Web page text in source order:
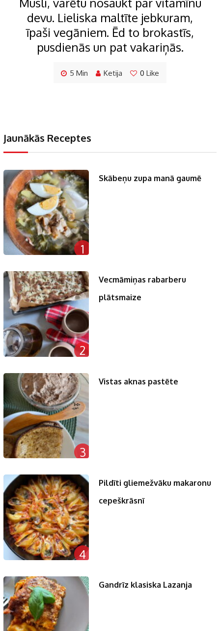
devu. Lieliska maltīte jebkuram,
īpaši vegāniem. Ēd to brokastīs,
pusdienās un pat vakariņās.
5 Min Ketija 0 Like
Jaunākās Receptes
1
Skābeņu zupa manā gaumē
2
Vecmāmiņas rabarberu
plātsmaize
3
Vistas aknas pastēte
4
Pildīti gliemežvāku makaronu
cepeškrāsnī
Gandrīz klasiska Lazanja